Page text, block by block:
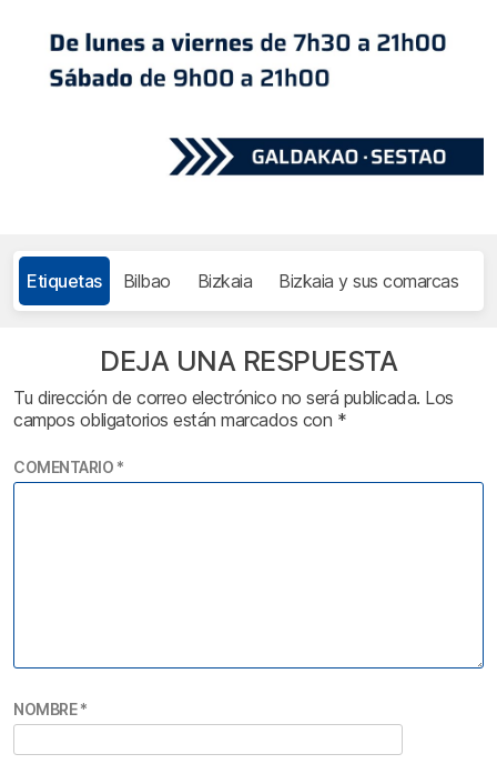
Etiquetas Bilbao Bizkaia Bizkaia y sus comarcas
DEJA UNA RESPUESTA
Tu dirección de correo electrónico no será publicada. Los
campos obligatorios están marcados con *
COMENTARIO *
NOMBRE*